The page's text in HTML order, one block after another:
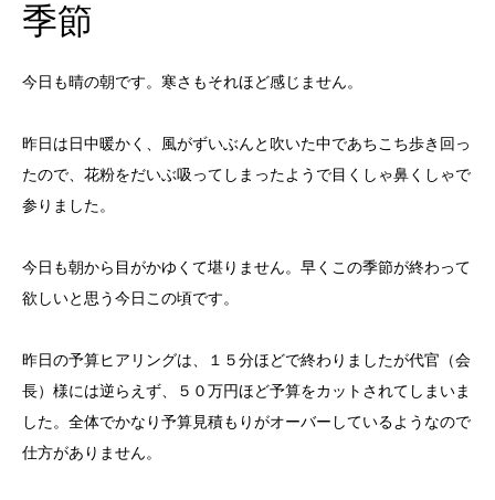
季節
今日も晴の朝です。寒さもそれほど感じません。
昨日は日中暖かく、風がずいぶんと吹いた中であちこち歩き回っ
たので、花粉をだいぶ吸ってしまったようで目くしゃ鼻くしゃで
参りました。
今日も朝から目がかゆくて堪りません。早くこの季節が終わって
欲しいと思う今日この頃です。
昨日の予算ヒアリングは、１５分ほどで終わりましたが代官（会
長）様には逆らえず、５０万円ほど予算をカットされてしまいま
した。全体でかなり予算見積もりがオーバーしているようなので
仕方がありません。